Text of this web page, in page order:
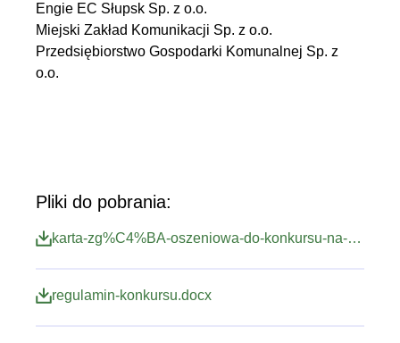
Engie EC Słupsk Sp. z o.o.
Miejski Zakład Komunikacji Sp. z o.o.
Przedsiębiorstwo Gospodarki Komunalnej Sp. z
o.o.
Pliki do pobrania:
karta-zg%C4%BA-oszeniowa-do-konkursu-na-prezentacj%C3%A4--multimedialn%C3%A4%E2%80%9E.docx
regulamin-konkursu.docx